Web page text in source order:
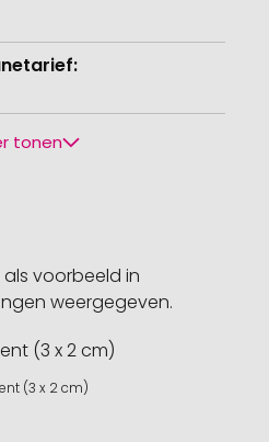
tonen
voorbeeld in
weergegeven.
(3 x 2 cm)